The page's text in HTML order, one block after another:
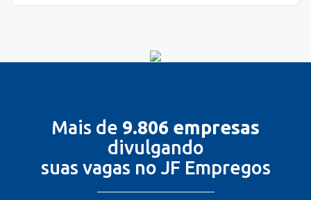
Mais de 9.806 empresas
divulgando
suas vagas no JF Empregos